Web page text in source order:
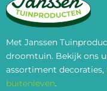
Met Janssen
droomtuin. Bekijk ons
assortiment decoraties,
buitenleven.